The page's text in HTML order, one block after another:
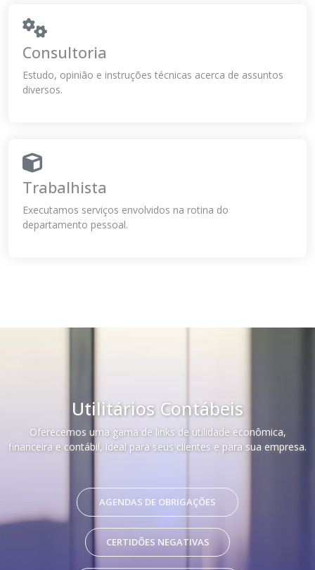
Consultoria
Estudo, opinião e instruções técnicas acerca de assuntos
diversos.
Trabalhista
Executamos serviços envolvidos na rotina do
departamento pessoal.
Utilitários Contábeis
Oferecemos uma gama de links de utilidade econômica,
financeira e contábil, ideal para seus clientes e para sua empresa.
AGENDAS DE OBRIGAÇÕES
CERTIDÕES NEGATIVAS